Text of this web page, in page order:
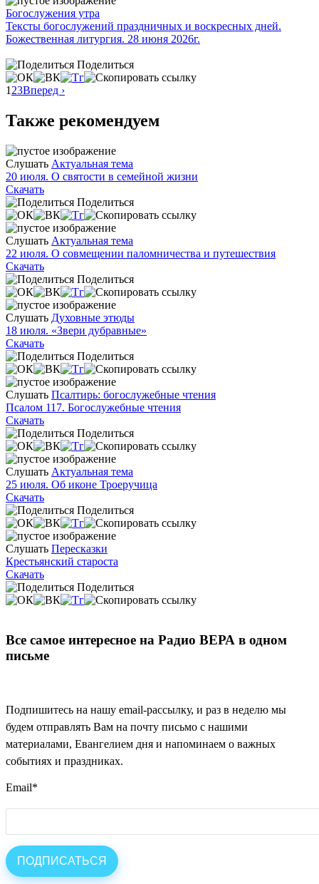
Богослужения утра
Тексты богослужений праздничных и воскресных дней.
Божественная литургия. 28 июня 2026г.
Поделиться
1 23Вперед ›
Также рекомендуем
Слушать Актуальная тема
20 июля. О святости в семейной жизни
Скачать
Поделиться
Слушать Актуальная тема
22 июля. О совмещении паломничества и путешествия
Скачать
Поделиться
Слушать Духовные этюды
18 июля. «Звери дубравные»
Скачать
Поделиться
Слушать Псалтирь: богослужебные чтения
Псалом 117. Богослужебные чтения
Скачать
Поделиться
Слушать Актуальная тема
25 июля. Об иконе Троеручица
Скачать
Поделиться
Слушать Пересказки
Крестьянский староста
Скачать
Поделиться
Все самое интересное на Радио ВЕРА в одном
письме
Подпишитесь на нашу email-рассылку, и раз в неделю мы
будем отправлять Вам на почту письмо с нашими
материалами, Евангелием дня и напоминаем о важных
событиях и праздниках.
Email*